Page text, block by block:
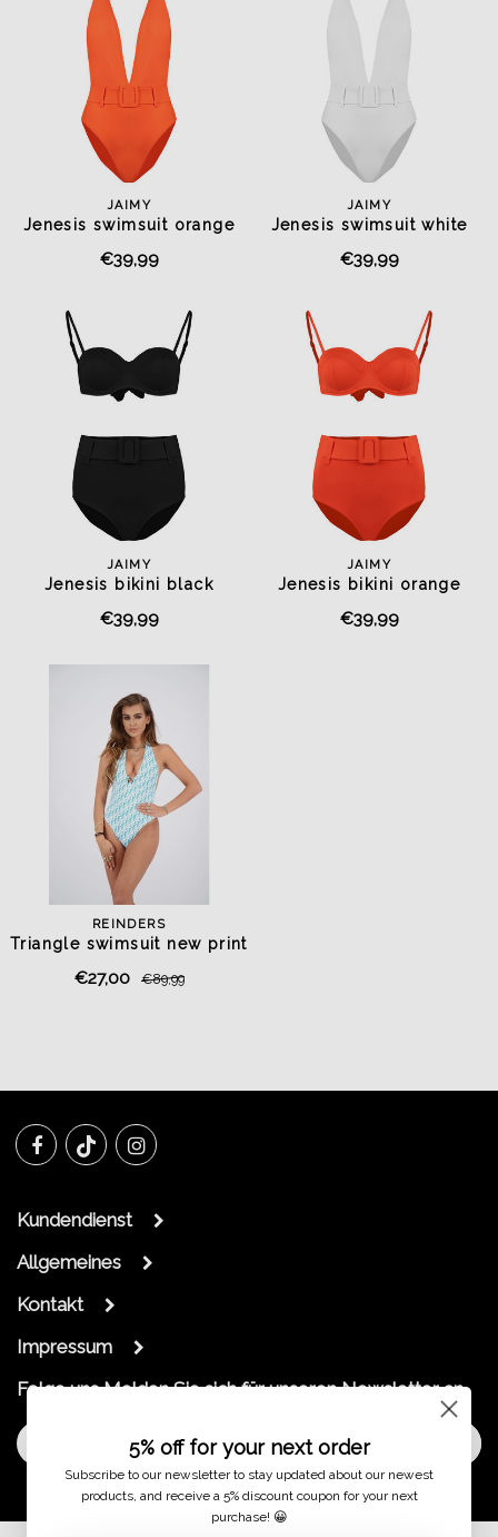
JAIMY
Jenesis swimsuit orange
€39,99
JAIMY
Jenesis swimsuit white
€39,99
JAIMY
Jenesis bikini black
€39,99
JAIMY
Jenesis bikini orange
€39,99
REINDERS
Triangle swimsuit new print
€27,00 €89,99
Kundendienst
Allgemeines
Kontakt
Impressum
Folge uns Melden Sie sich für unseren Newsletter an
Melde dich an
5% off for your next order
Subscribe to our newsletter to stay updated about our newest
products, and receive a 5% discount coupon for your next
purchase! 😀